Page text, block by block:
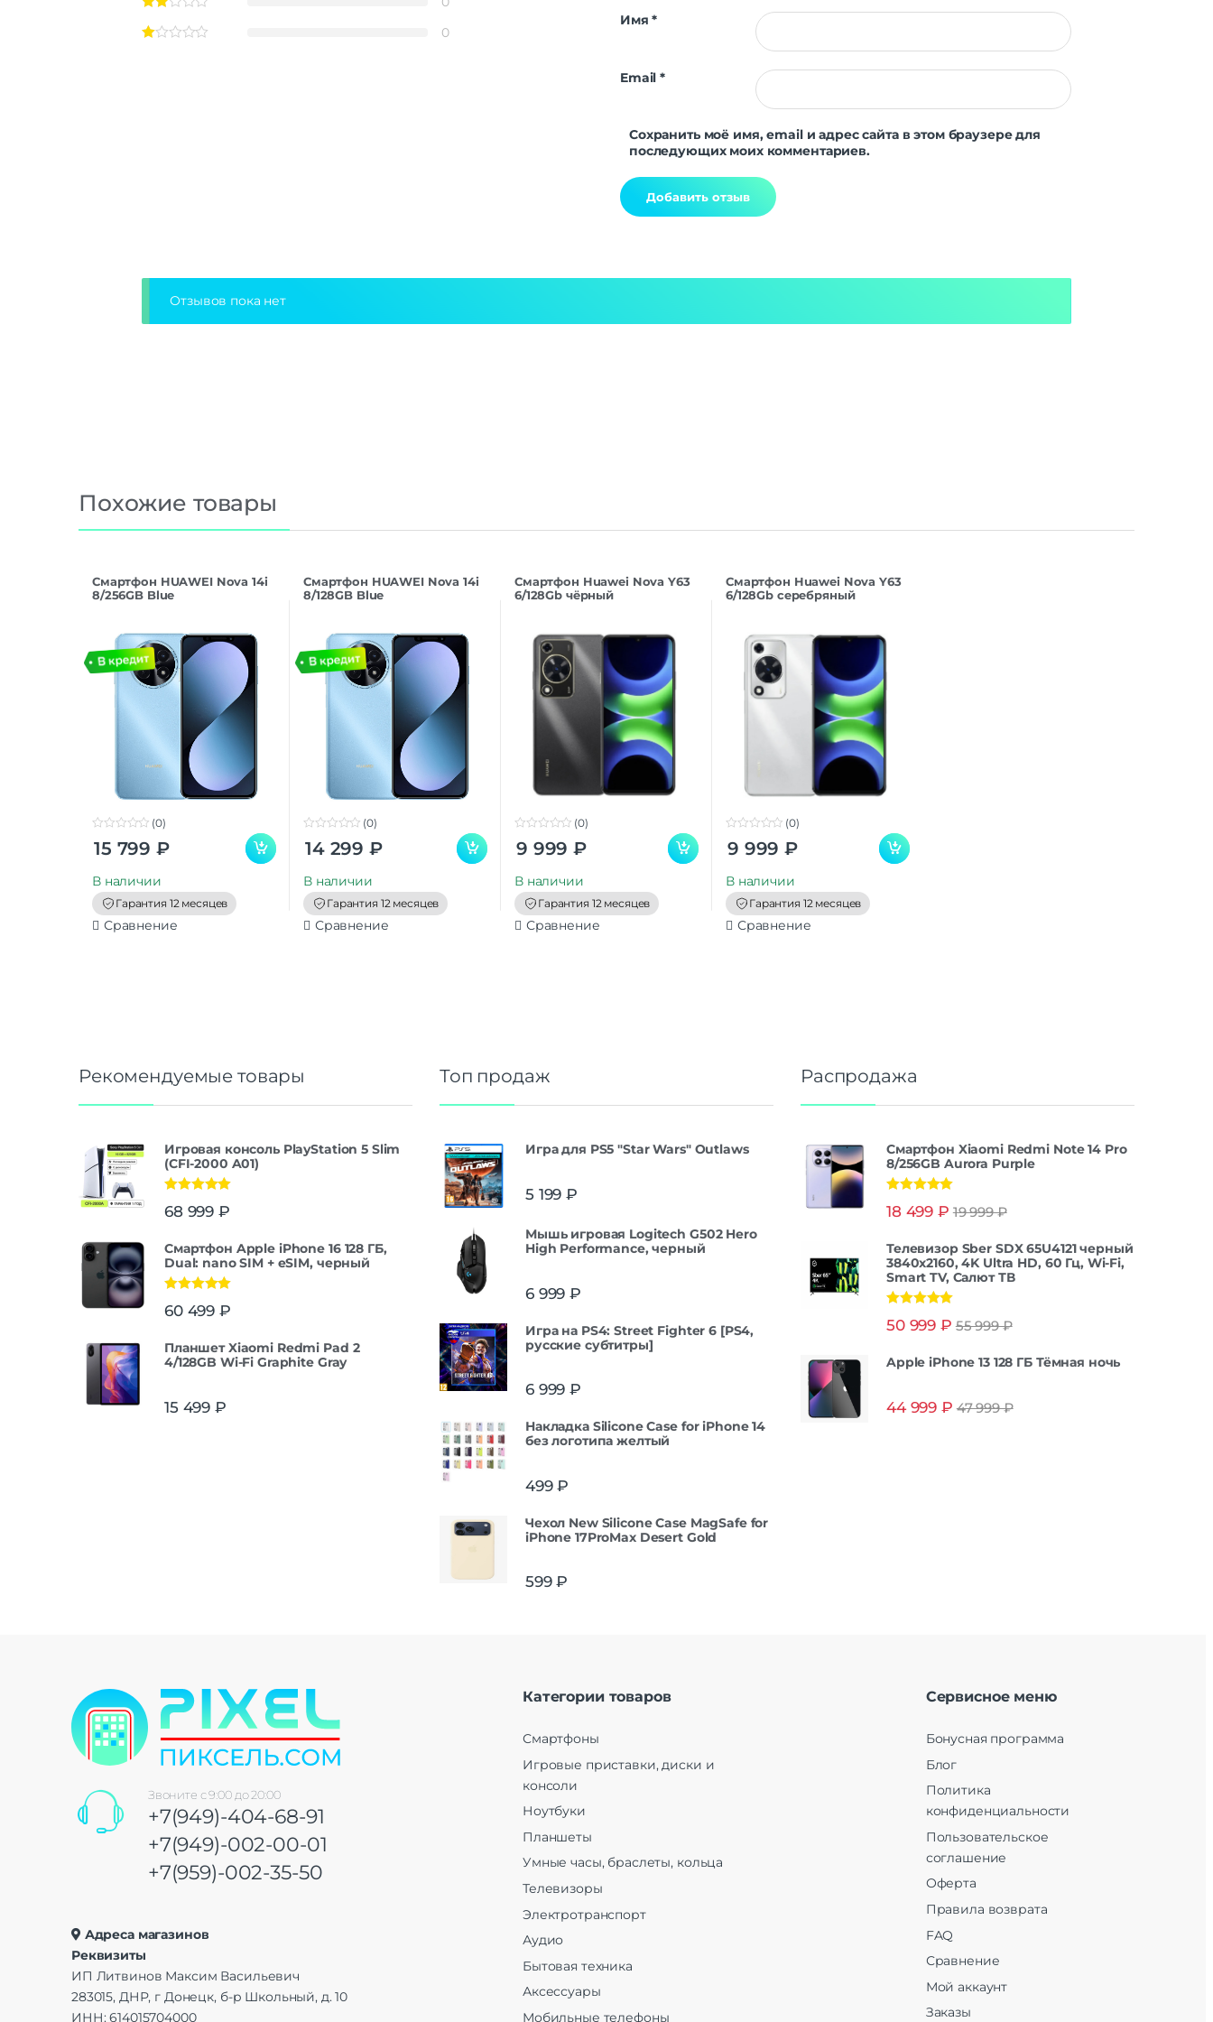
A-GPS | BeiDou |
GALILEO | GPS | QZSS |
Дополнительно
0
Имя*
Email*
Сохранить моё имя, email и адрес сайта в этом браузере для
последующих моих комментариев.
Отзывов пока нет
Похожие товары
Смартфон HUAWEI Nova 14i
8/256GB Blue
o
(0)
15 799 ₽
В наличии
Гарантия 12 месяцев
Сравнение
Смартфон HUAWEI Nova 14i
8/128GB Blue
o
(0)
14 299 ₽
В наличии
Гарантия 12 месяцев
Сравнение
Смартфон Huawei Nova Y63
6/128Gb чёрный
o
o
(0)
9 999 ₽
В наличии
Гарантия 12 месяцев
Сравнение
Смартфон Huawei Nova Y63
6/128Gb серебряный
o
o
(0)
9 999 ₽
В наличии
Гарантия 12 месяцев
Сравнение
Рекомендуемые товары
Игровая консоль PlayStation 5 Slim
(CFI-2000 A01)
из 5
68 999 ₽
Смартфон Apple iPhone 16 128 ГБ,
Dual: nano SIM + eSIM, черный
из 5
60 499 ₽
Планшет Xiaomi Redmi Pad 2
4/128GB Wi-Fi Graphite Gray
15 499 ₽
Топ продаж
Игра для PS5 "Star Wars" Outlaws
5 199 ₽
Мышь игровая Logitech G502 Hero
High Performance, черный
6 999 ₽
Игра на PS4: Street Fighter 6 [PS4,
русские субтитры]
6 999 ₽
Накладка Silicone Case for iPhone 14
без логотипа желтый
499₽
Чехол New Silicone Case MagSafe for
iPhone 17ProMax Desert Gold
599₽
Распродажа
Смартфон Xiaomi Redmi Note 14 Pro
8/256GB Aurora Purple
из 5
18 499 ₽ 19 999₽
Телевизор Sber SDX 65U4121 черный
3840x2160, 4K Ultra HD, 60 Гц, Wi-Fi,
Smart TV, Салют ТВ
из 5
50 999 ₽ 55 999₽
Apple iPhone 13 128 ГБ Тёмная ночь
44 999 ₽ 47 999₽
Звоните с 9:00 до 20:00
+7(949)-404-68-91
+7(949)-002-00-01
+7(959)-002-35-50
Адреса магазинов
Реквизиты
ИП Литвинов Максим Васильевич
283015, ДНР, г Донецк, б-р Школьный, д. 10
ИНН: 614015704000
Категории товаров
Смартфоны
Игровые приставки, диски и
консоли
Ноутбуки
Планшеты
Умные часы, браслеты, кольца
Телевизоры
Электротранспорт
Аудио
Бытовая техника
Аксессуары
Мобильные телефоны
Сервисное меню
Бонусная программа
Блог
Политика
конфиденциальности
Пользовательское
соглашение
Оферта
Правила возврата
FAQ
Сравнение
Мой аккаунт
Заказы